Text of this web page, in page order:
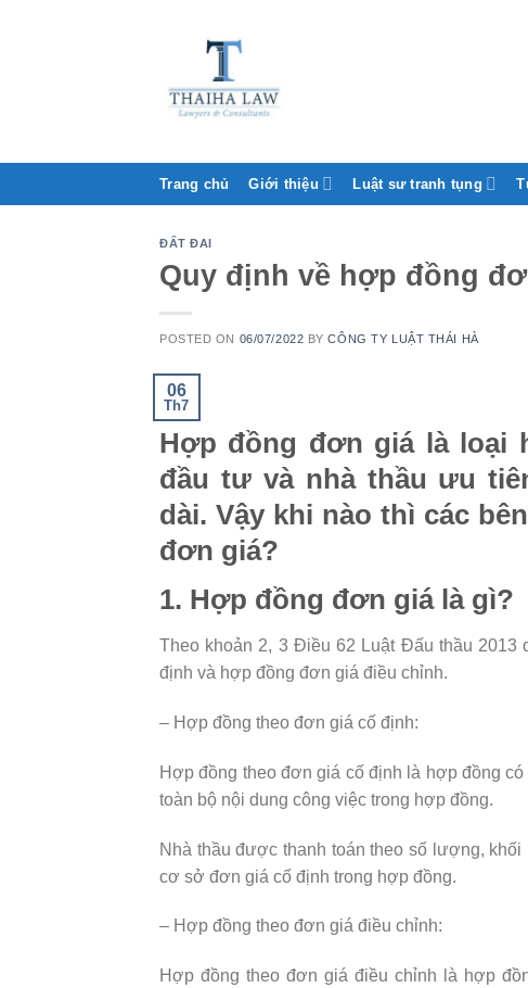
Trang chủ Giới thiệu Luật sư tranh tụng
ĐẤT ĐAI
Quy định về hợp đồng
POSTED ON 06/07/2022 BYCÔNG TY LUẬT THÁI HÀ
06
Th7
Hợp đồng đơn giá là loại
đầu tư và nhà thầu ưu
dài. Vậy khi nào thì các
đơn giá?
1. Hợp đồng đơn giá là gì?
Theo khoản 2, 3 Điều 62 Luật Đấu thầu
định và hợp đồng đơn giá điều chỉnh.
– Hợp đồng theo đơn giá cố định:
Hợp đồng theo đơn giá cố định là hợp đồng
toàn bộ nội dung công việc trong hợp đồng.
Nhà thầu được thanh toán theo số lượng,
cơ sở đơn giá cố định trong hợp đồng.
– Hợp đồng theo đơn giá điều chỉnh:
Hợp đồng theo đơn giá điều chỉnh là hợp